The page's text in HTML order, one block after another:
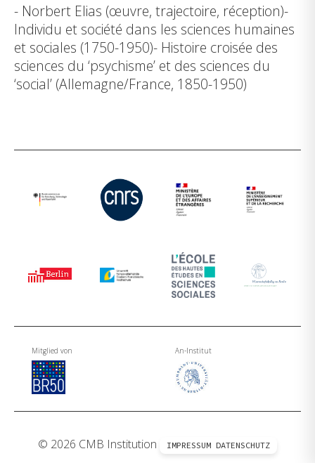
- Norbert Elias (œuvre, trajectoire, réception)-
Individu et société dans les sciences humaines
et sociales (1750-1950)- Histoire croisée des
sciences du ‘psychisme’ et des sciences du
‘social’ (Allemagne/France, 1850-1950)
Mitglied von An-Institut
© 2026 CMB Institution IMPRESSUM DATENSCHUTZ